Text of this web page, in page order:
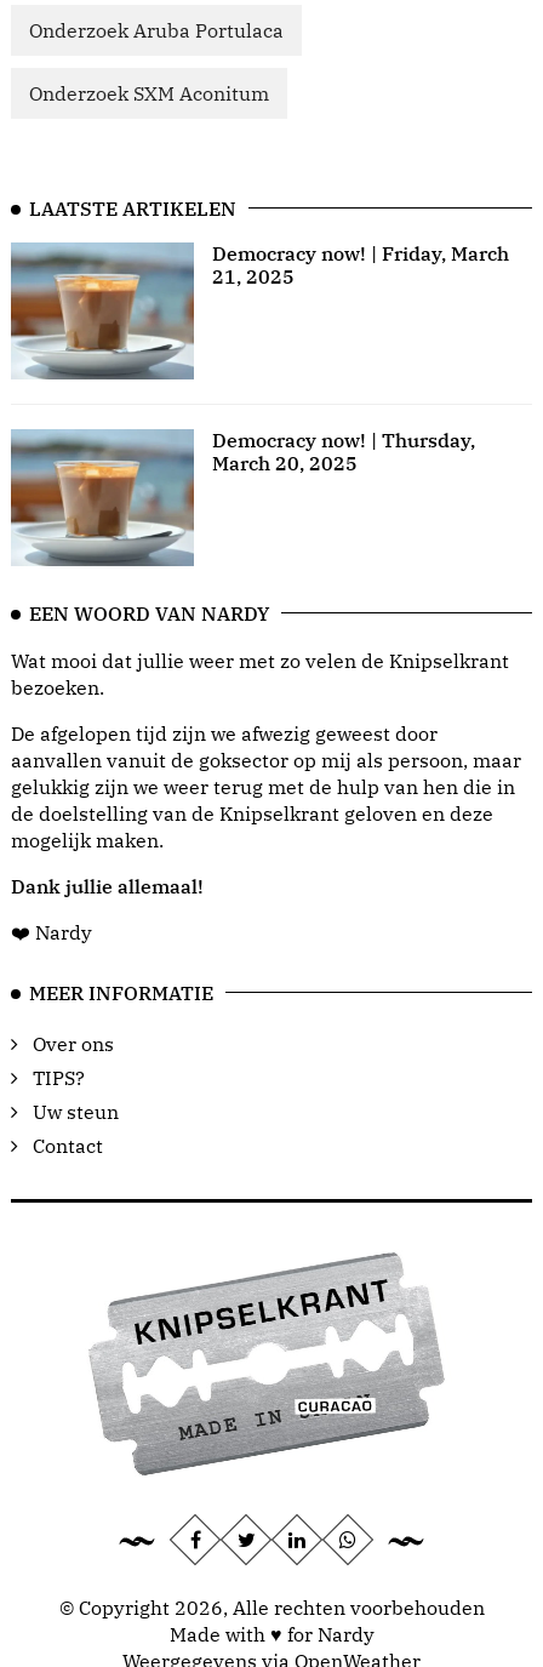
Onderzoek Aruba Portulaca
Onderzoek SXM Aconitum
LAATSTE ARTIKELEN
Democracy now! | Friday, March
21, 2025
Democracy now! | Thursday,
March 20, 2025
EEN WOORD VAN NARDY
Wat mooi dat jullie weer met zo velen de Knipselkrant
bezoeken.
De afgelopen tijd zijn we afwezig geweest door
aanvallen vanuit de goksector op mij als persoon, maar
gelukkig zijn we weer terug met de hulp van hen die in
de doelstelling van de Knipselkrant geloven en deze
mogelijk maken.
Dank jullie allemaal!
❤️ Nardy
MEER INFORMATIE
Over ons
TIPS?
Uw steun
Contact
© Copyright 2026, Alle rechten voorbehouden
Made with ♥ for Nardy
Weergegevens via OpenWeather